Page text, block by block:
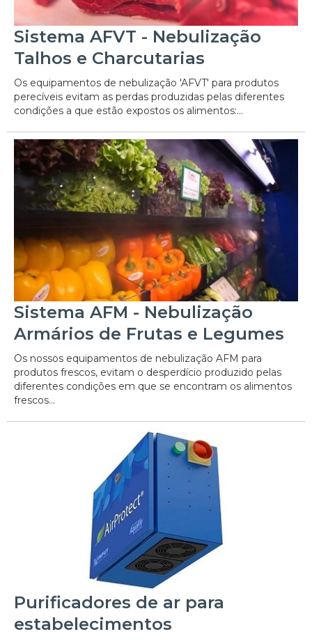
Sistema AFVT - Nebulização
Talhos e Charcutarias
Os equipamentos de nebulização 'AFVT' para produtos
perecíveis evitam as perdas produzidas pelas diferentes
condições a que estão expostos os alimentos:...
Sistema AFM - Nebulização
Armários de Frutas e Legumes
Os nossos equipamentos de nebulização AFM para
produtos frescos, evitam o desperdício produzido pelas
diferentes condições em que se encontram os alimentos
frescos...
Purificadores de ar para
estabelecimentos